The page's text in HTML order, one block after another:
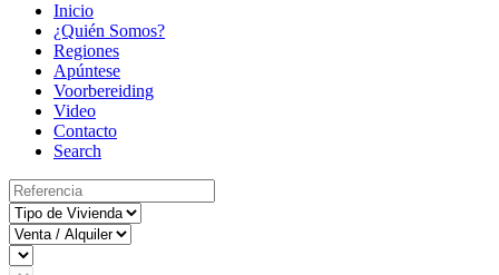
Inicio
¿Quién Somos?
Regiones
Apúntese
Voorbereiding
Video
Contacto
Search